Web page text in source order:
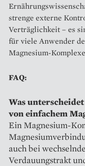
strenge externe
Verträglichkeit – es
für viele Anwender
Magnesium-
FAQ:
Was
von einfachem
Ein Magnesium-
auch bei
Verdauungstrakt